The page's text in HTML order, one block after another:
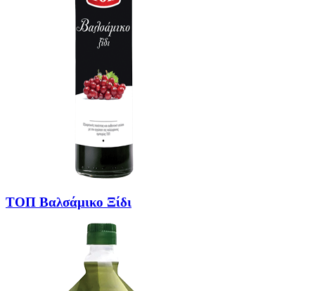
TOΠ Βαλσάμικο Ξίδι